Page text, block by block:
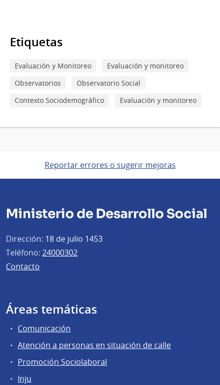
Etiquetas
Evaluación y Monitoreo
Evaluación y monitoreo
Observatorios
Observatorio Social
Contexto Sociodemográfico
Evaluación y monitoreo
Reportar errores o sugerir mejoras
Ministerio de Desarrollo Social
Dirección: 18 de julio 1453
Teléfono: 24000302
Contacto
Áreas temáticas
Comunicación
Atención a personas en situación de calle
Promoción Sociolaboral
Inju